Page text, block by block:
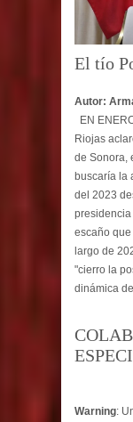
El tío
Autor:
EN
Riojas
de Sonora,
buscaría la
del 2023
escaño
largo de
"cierro la
dinámica
Warning: